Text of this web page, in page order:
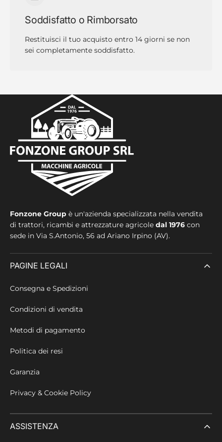
Soddisfatto o Rimborsato
Restituisci il tuo acquisto entro 14 giorni se non
sei completamente soddisfatto.
Fonzone Group è un'azienda specializzata nella vendita
di trattori, ricambi e attrezzature agricole dal 1976 con
sede in Via S.Antonio, 56 ad Ariano Irpino (AV).
PAGINE LEGALI
Consegna e Spedizioni
Condizioni di vendita
Metodi di pagamento
Politica dei resi
Garanzia
Privacy & Cookie Policy
ASSISTENZA